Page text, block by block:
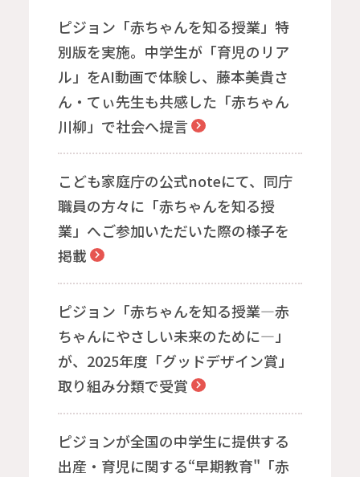
ピジョン「赤ちゃんを知る授業」特
別版を実施。中学生が「育児のリア
ル」をAI動画で体験し、藤本美貴さ
ん・てぃ先生も共感した「赤ちゃん
川柳」で社会へ提言
こども家庭庁の公式noteにて、同庁
職員の方々に「赤ちゃんを知る授
業」へご参加いただいた際の様子を
掲載
ピジョン「赤ちゃんを知る授業―赤
ちゃんにやさしい未来のために―」
が、2025年度「グッドデザイン賞」
取り組み分類で受賞
ピジョンが全国の中学生に提供する
出産・育児に関する“早期教育"「赤